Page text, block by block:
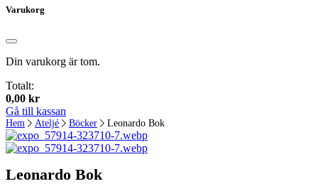
Varukorg
Din varukorg är tom.
Totalt:
0,00 kr
Gå till kassan
Hem Ateljé Böcker Leonardo Bok
Leonardo Bok